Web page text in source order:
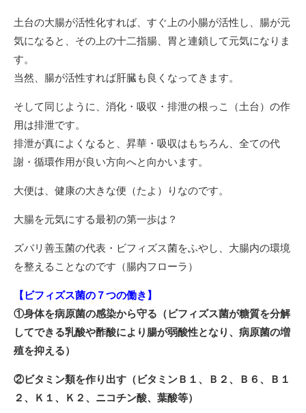
土台の大腸が活性化すれば、すぐ上の小腸が活性し、腸が元
気になると、その上の十二指腸、胃と連鎖して元気になりま
す。
当然、腸が活性すれば肝臓も良くなってきます。
そして同じように、消化・吸収・排泄の根っこ（土台）の作
用は排泄です。
排泄が真によくなると、昇華・吸収はもちろん、全ての代
謝・循環作用が良い方向へと向かいます。
大便は、健康の大きな便（たよ）りなのです。
大腸を元気にする最初の第一歩は？
ズバリ善玉菌の代表・ビフィズス菌をふやし、大腸内の環境
を整えることなのです（腸内フローラ）
【ビフィズス菌の７つの働き】
①身体を病原菌の感染から守る（ビフィズス菌が糖質を分解
してできる乳酸や酢酸により腸が弱酸性となり、病原菌の増
殖を抑える）
②ビタミン類を作り出す（ビタミンＢ１、Ｂ２、Ｂ６、Ｂ１
２、Ｋ１、Ｋ２、ニコチン酸、葉酸等）